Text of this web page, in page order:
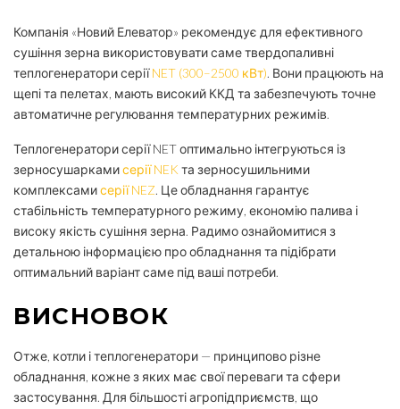
Компанія «Новий Елеватор» рекомендує для ефективного
сушіння зерна використовувати саме твердопаливні
теплогенератори серіїNET (300–2500 кВт). Вони працюють на
щепі та пелетах, мають високий ККД та забезпечують точне
автоматичне регулювання температурних режимів.
Теплогенератори серії NET оптимально інтегруються із
зерносушаркамисерії NEK та зерносушильними
комплексамисерії NEZ. Це обладнання гарантує
стабільність температурного режиму, економію палива і
високу якість сушіння зерна. Радимо ознайомитися з
детальною інформацією про обладнання та підібрати
оптимальний варіант саме під ваші потреби.
ВИСНОВОК
Отже, котли і теплогенератори — принципово різне
обладнання, кожне з яких має свої переваги та сфери
застосування. Для більшості агропідприємств, що